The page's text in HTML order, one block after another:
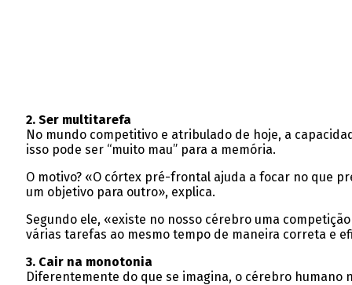
2. Ser multitarefa
No mundo competitivo e atribulado de hoje, a
isso pode ser “muito mau” para a memória.
O motivo? «O córtex pré-frontal ajuda a focar no que
um objetivo para outro», explica.
Segundo ele, «existe no nosso cérebro uma
várias tarefas ao mesmo tempo de maneira correta e
3. Cair na monotonia
Diferentemente do que se imagina, o cérebro humano